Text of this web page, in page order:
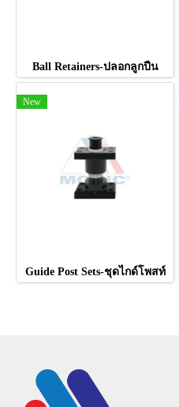
Ball Retainers-ปลอกลูกปืน
New
Guide Post Sets-ชุดไกด์โพสท์